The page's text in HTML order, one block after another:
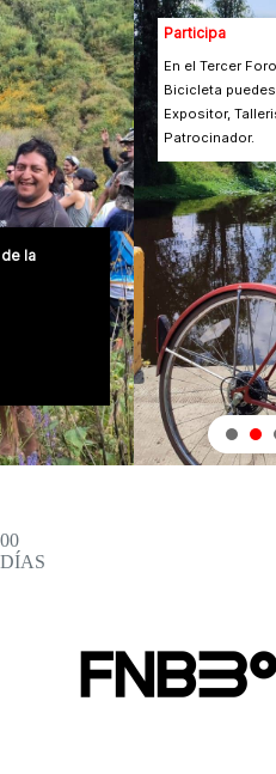
Participa
En el Tercer Foro Nacional de la
Bicicleta puedes participar como
Expositor, Tallerista, Asistente o
Patrocinador.
00
DÍAS